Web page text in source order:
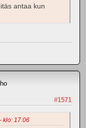
antaa kun
#1571
klo: 17.06